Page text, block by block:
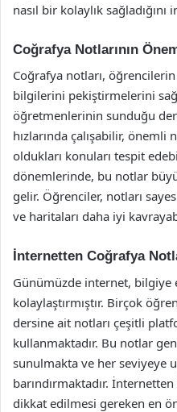
nasıl bir kolaylık
Coğrafya Notlarının
Coğrafya notları,
bilgilerini pekiştirmelerini
öğretmenlerinin sunduğu
hızlarında çalışabilir,
oldukları konuları tespit
dönemlerinde, bu notlar
gelir. Öğrenciler, notları
ve haritaları daha iyi
İnternetten Coğrafya
Günümüzde internet, bilgiye
kolaylaştırmıştır. Birçok
dersine ait notları çeşitli
kullanmaktadır. Bu notlar
sunulmakta ve her seviyeye
barındırmaktadır.
dikkat edilmesi gereken en